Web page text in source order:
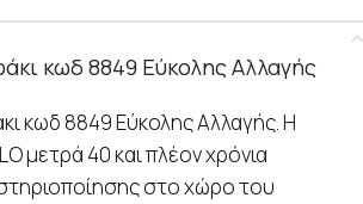
κωδ 8849 Εύκολης Αλλαγής
κωδ 8849 Εύκολης Αλλαγής. Η
μετρά 40 και πλέον χρόνια
στο χώρο του